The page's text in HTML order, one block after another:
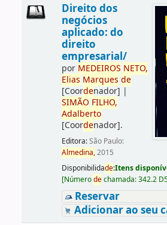
Direito dos
negócios
aplicado: do
direito
empresarial/
por MEDEIROS NETO,
Elias Marques de
[Coordenador] |
SIMÃO FILHO,
Adalberto
[Coordenador].
Editora:São Paulo:
Almedina,2015
Disponibilidade:Itens
[Númerodechamada:342.2
Reservar
Adicionar ao seu